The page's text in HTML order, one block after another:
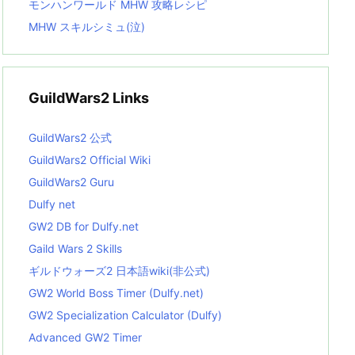
モンハンワールド MHW 攻略レシピ
MHW スキルシミュ(泣)
GuildWars2 Links
GuildWars2 公式
GuildWars2 Official Wiki
GuildWars2 Guru
Dulfy net
GW2 DB for Dulfy.net
Gaild Wars 2 Skills
ギルドウォーズ2 日本語wiki(非公式)
GW2 World Boss Timer (Dulfy.net)
GW2 Specialization Calculator (Dulfy)
Advanced GW2 Timer